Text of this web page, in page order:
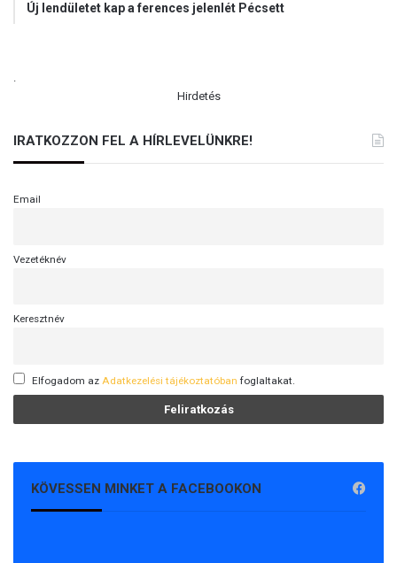
Új lendületet kap a ferences jelenlét Pécsett
.
Hirdetés
IRATKOZZON FEL A HÍRLEVELÜNKRE!
Email
Vezetéknév
Keresztnév
Elfogadom az Adatkezelési tájékoztatóban foglaltakat.
KÖVESSEN MINKET A FACEBOOKON